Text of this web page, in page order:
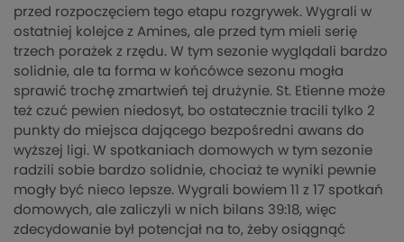
przed rozpoczęciem tego etapu rozgrywek. Wygrali w
ostatniej kolejce z Amines, ale przed tym mieli serię
trzech porażek z rzędu. W tym sezonie wyglądali bardzo
solidnie, ale ta forma w końcówce sezonu mogła
sprawić trochę zmartwień tej drużynie. St. Etienne może
też czuć pewien niedosyt, bo ostatecznie tracili tylko 2
punkty do miejsca dającego bezpośredni awans do
wyższej ligi. W spotkaniach domowych w tym sezonie
radzili sobie bardzo solidnie, chociaż te wyniki pewnie
mogły być nieco lepsze. Wygrali bowiem 11 z 17 spotkań
domowych, ale zaliczyli w nich bilans 39:18, więc
zdecydowanie był potencjał na to, żeby osiągnąć